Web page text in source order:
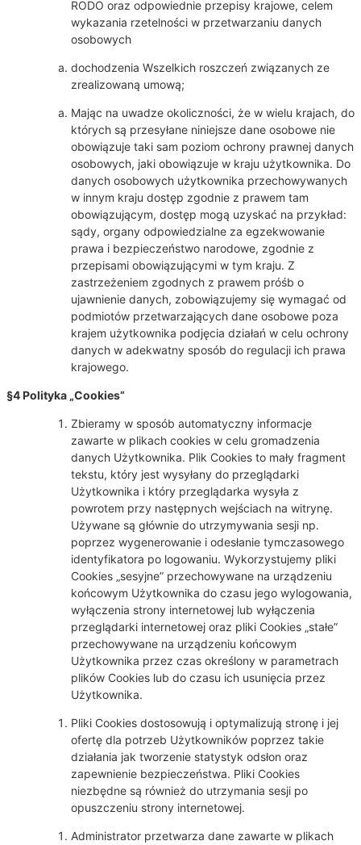
RODO oraz odpowiednie przepisy krajowe, celem
wykazania rzetelności w przetwarzaniu danych
osobowych
dochodzenia Wszelkich roszczeń związanych ze
zrealizowaną umową;
Mając na uwadze okoliczności, że w wielu krajach, do
których są przesyłane niniejsze dane osobowe nie
obowiązuje taki sam poziom ochrony prawnej danych
osobowych, jaki obowiązuje w kraju użytkownika. Do
danych osobowych użytkownika przechowywanych
w innym kraju dostęp zgodnie z prawem tam
obowiązującym, dostęp mogą uzyskać na przykład:
sądy, organy odpowiedzialne za egzekwowanie
prawa i bezpieczeństwo narodowe, zgodnie z
przepisami obowiązującymi w tym kraju. Z
zastrzeżeniem zgodnych z prawem próśb o
ujawnienie danych, zobowiązujemy się wymagać od
podmiotów przetwarzających dane osobowe poza
krajem użytkownika podjęcia działań w celu ochrony
danych w adekwatny sposób do regulacji ich prawa
krajowego.
§4 Polityka „Cookies”
Zbieramy w sposób automatyczny informacje
zawarte w plikach cookies w celu gromadzenia
danych Użytkownika. Plik Cookies to mały fragment
tekstu, który jest wysyłany do przeglądarki
Użytkownika i który przeglądarka wysyła z
powrotem przy następnych wejściach na witrynę.
Używane są głównie do utrzymywania sesji np.
poprzez wygenerowanie i odesłanie tymczasowego
identyfikatora po logowaniu. Wykorzystujemy pliki
Cookies „sesyjne” przechowywane na urządzeniu
końcowym Użytkownika do czasu jego wylogowania,
wyłączenia strony internetowej lub wyłączenia
przeglądarki internetowej oraz pliki Cookies „stałe”
przechowywane na urządzeniu końcowym
Użytkownika przez czas określony w parametrach
plików Cookies lub do czasu ich usunięcia przez
Użytkownika.
Pliki Cookies dostosowują i optymalizują stronę i jej
ofertę dla potrzeb Użytkowników poprzez takie
działania jak tworzenie statystyk odsłon oraz
zapewnienie bezpieczeństwa. Pliki Cookies
niezbędne są również do utrzymania sesji po
opuszczeniu strony internetowej.
Administrator przetwarza dane zawarte w plikach